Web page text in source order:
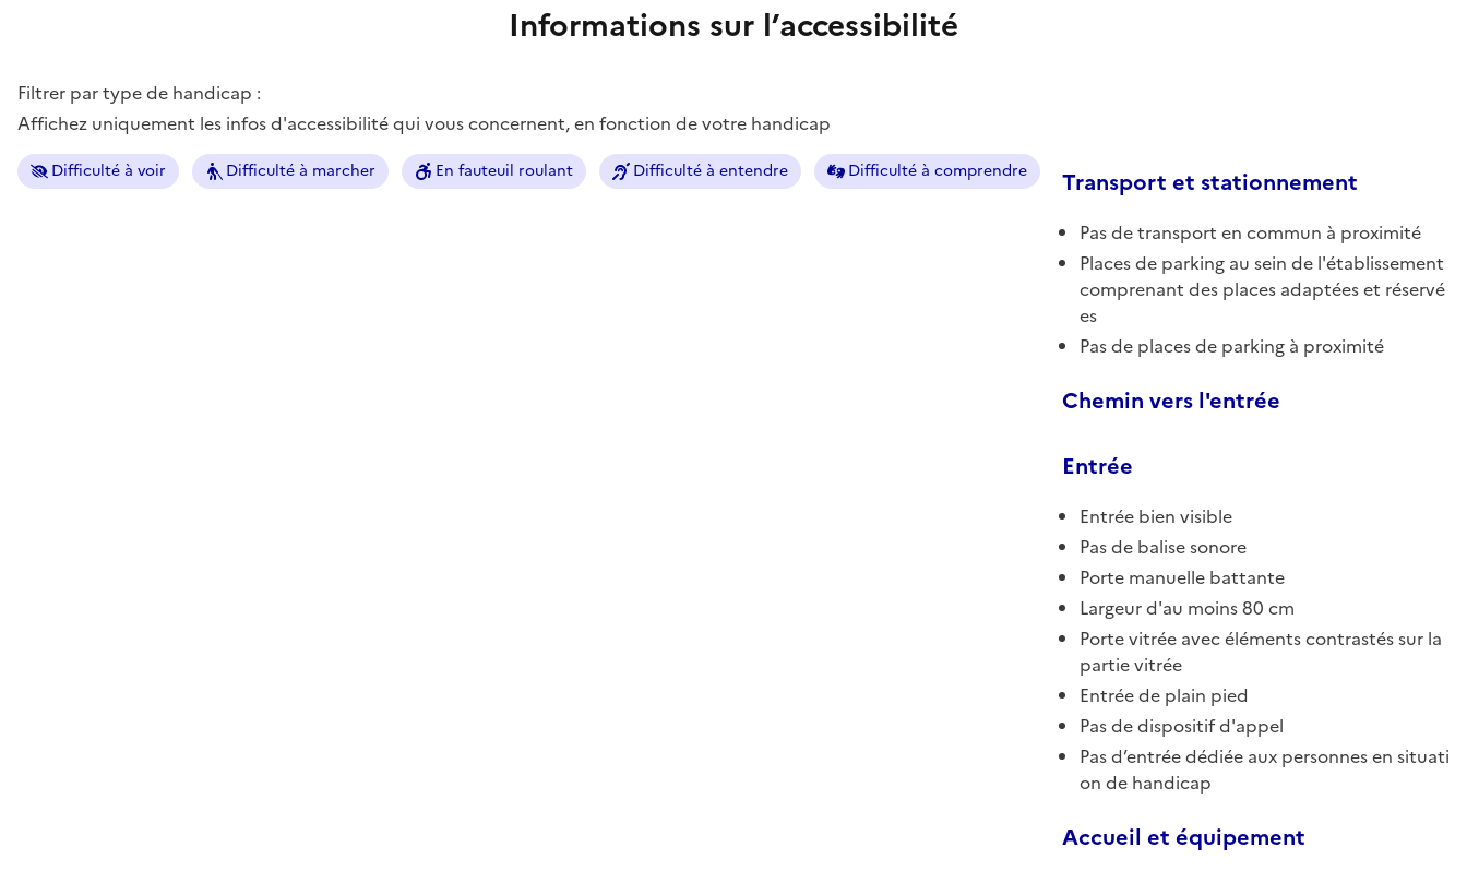
Informations sur l’accessibilité
Filtrer par type de handicap :
Affichez uniquement les infos d'accessibilité qui vous concernent, en fonction de votre handicap
Difficulté à voir Difficulté à marcher En fauteuil roulant Difficulté à entendre Difficulté à comprendre Transport et stationnement
Pas de transport en commun à proximité
Places de parking au sein de l'établissement
comprenant des places adaptées et réservé
es
Pas de places de parking à proximité
Chemin vers l'entrée
Entrée
Entrée bien visible
Pas de balise sonore
Porte manuelle battante
Largeur d'au moins 80 cm
Porte vitrée avec éléments contrastés sur la
partie vitrée
Entrée de plain pied
Pas de dispositif d'appel
Pas d’entrée dédiée aux personnes en situati
on de handicap
Accueil et équipement